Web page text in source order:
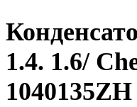
1.4. 1.6/
1040135ZH